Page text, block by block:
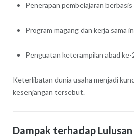
Penerapan pembelajaran
Program magang dan kerja sama
Penguatan keterampilan abad ke-
Keterlibatan dunia usaha menjadi
kesenjangan tersebut.
Dampak terhadap